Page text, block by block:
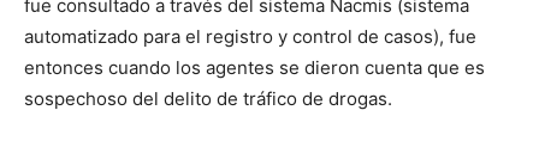
fue consultado a través del sistema Nacmis (sistema
automatizado para el registro y control de casos), fue
entonces cuando los agentes se dieron cuenta que es
sospechoso del delito de tráfico de drogas.